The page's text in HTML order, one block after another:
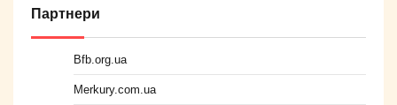
Партнери
Bfb.org.ua
Merkury.com.ua